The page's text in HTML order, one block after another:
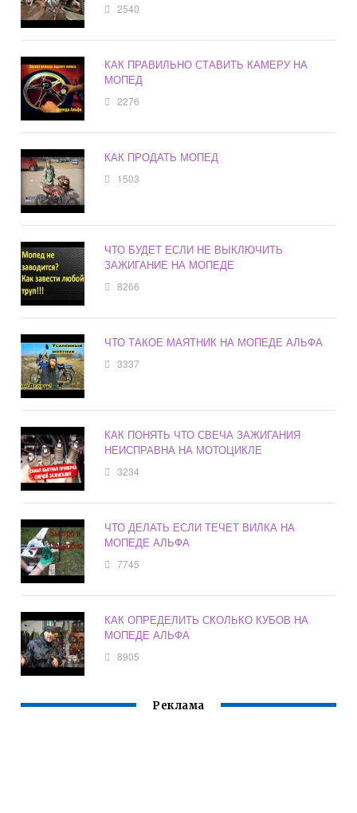
2540
КАК ПРАВИЛЬНО СТАВИТЬ КАМЕРУ НА
МОПЕД
2276
КАК ПРОДАТЬ МОПЕД
1503
ЧТО БУДЕТ ЕСЛИ НЕ ВЫКЛЮЧИТЬ
ЗАЖИГАНИЕ НА МОПЕДЕ
8266
ЧТО ТАКОЕ МАЯТНИК НА МОПЕДЕ АЛЬФА
3337
КАК ПОНЯТЬ ЧТО СВЕЧА ЗАЖИГАНИЯ
НЕИСПРАВНА НА МОТОЦИКЛЕ
3234
ЧТО ДЕЛАТЬ ЕСЛИ ТЕЧЕТ ВИЛКА НА
МОПЕДЕ АЛЬФА
7745
КАК ОПРЕДЕЛИТЬ СКОЛЬКО КУБОВ НА
МОПЕДЕ АЛЬФА
8905
Реклама